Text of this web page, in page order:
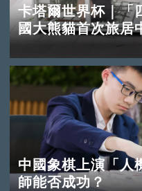
卡塔爾世界杯｜「
國大熊貓首次旅居
中國象棋上演「人
師能否成功？